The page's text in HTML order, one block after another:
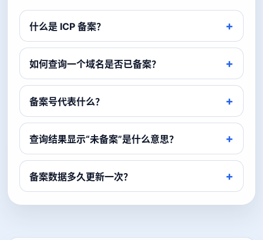
什么是 ICP 备案？
如何查询一个域名是否已备案？
备案号代表什么？
查询结果显示“未备案”是什么意思？
备案数据多久更新一次？